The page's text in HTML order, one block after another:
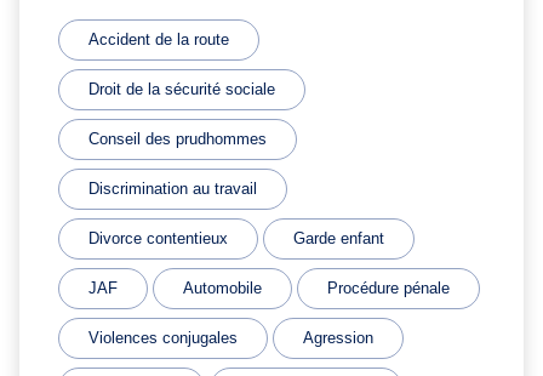
Accident de la route
Droit de la sécurité sociale
Conseil des prudhommes
Discrimination au travail
Divorce contentieux Garde enfant
JAF Automobile Procédure pénale
Violences conjugales Agression